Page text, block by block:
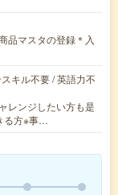
品マスタの登録＊入
キル不要 / 英語力不
レンジしたい方も是
る方※事…